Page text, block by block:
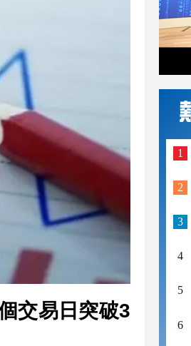
交易日突破3